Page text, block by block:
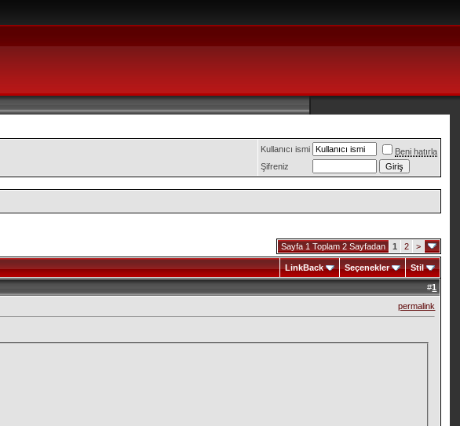
Kullanıcı ismi
Beni hatırla
Şifreniz
Sayfa 1 Toplam 2 Sayfadan 1 2 >
LinkBack Seçenekler Stil
#1
permalink